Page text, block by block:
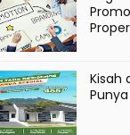
Kisah